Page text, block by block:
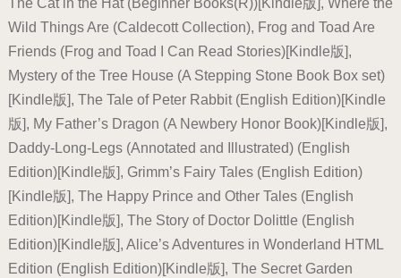
The Cat in the Hat (Beginner Books(R))[Kindle版], Where the
Wild Things Are (Caldecott Collection), Frog and Toad Are
Friends (Frog and Toad I Can Read Stories)[Kindle版],
Mystery of the Tree House (A Stepping Stone Book Box set)
[Kindle版], The Tale of Peter Rabbit (English Edition)[Kindle
版], My Father’s Dragon (A Newbery Honor Book)[Kindle版],
Daddy-Long-Legs (Annotated and Illustrated) (English
Edition)[Kindle版], Grimm’s Fairy Tales (English Edition)
[Kindle版], The Happy Prince and Other Tales (English
Edition)[Kindle版], The Story of Doctor Dolittle (English
Edition)[Kindle版], Alice’s Adventures in Wonderland HTML
Edition (English Edition)[Kindle版], The Secret Garden